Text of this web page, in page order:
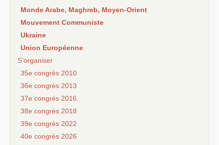
Monde Arabe, Maghreb, Moyen-Orient
Mouvement Communiste
Ukraine
Union Européenne
S’organiser
35e congrès 2010
36e congrès 2013
37e congrès 2016
38e congrès 2018
39e congrès 2022
40e congrès 2026